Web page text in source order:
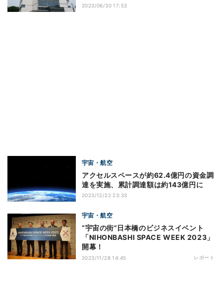
2023/06/30 17:53
宇宙・航空
アクセルスペースが約62.4億円の資金調
達を実施、累計調達額は約143億円に
2023/12/22 23:33
宇宙・航空
“宇宙の街”日本橋のビジネスイベント
「NIHONBASHI SPACE WEEK 2023」
開幕！
2023/11/28 14:45 レポート